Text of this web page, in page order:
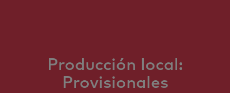
Producción local:
Provisionales​